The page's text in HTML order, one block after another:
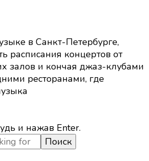
в Санкт-Петербурге,
расписания концертов от
залов и кончая джаз-клубами
ресторанами, где
и нажав Enter.